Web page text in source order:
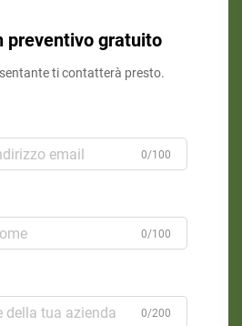
preventivo gratuito
ti contatterà presto.
0/100
0/100
0/200